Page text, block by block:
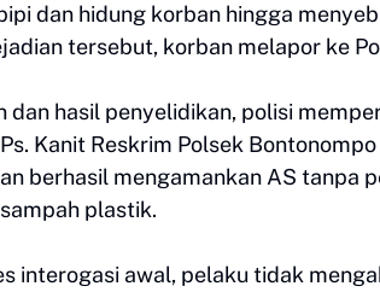
dan hidung korban hingga
tersebut, korban melapor ke
dan hasil penyelidikan, polisi
Kanit Reskrim Polsek
berhasil mengamankan AS tanpa
plastik.
interogasi awal, pelaku tidak